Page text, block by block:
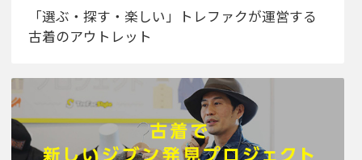
「選ぶ・探す・楽しい」トレファクが運営する
古着のアウトレット